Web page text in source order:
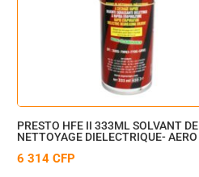
PRESTO HFE II 333ML SOLVANT DE
NETTOYAGE DIELECTRIQUE- AERO
6 314CFP